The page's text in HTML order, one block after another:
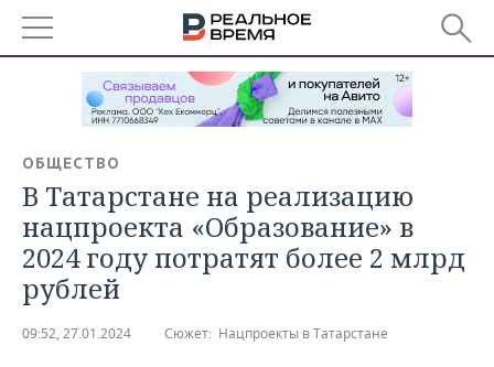
РЕГИОНЫ
БАШКОРТОСТАН
УДМУРТИЯ
НОВОСТИ
НОВОСТИ АНАЛИТИКИ
ДЕКЛАРАЦИИ О ДОХОДАХ
КОРОЛИ ГОСЗАКАЗА ПФО
ЭКОНОМИКА
НОВОСТИ ЭКОНОМИКИ
ФИНАНСЫ
ПРОМЫШЛЕННОСТЬ
НОВОСТИ
НЕДВИЖИМОСТЬ
ОБЩЕСТВО
В Татарстане на реализацию
нацпроекта «Образование» в
2024 году потратят более 2 млрд
рублей
09:52, 27.01.2024 Сюжет: Нацпроекты в Татарстане